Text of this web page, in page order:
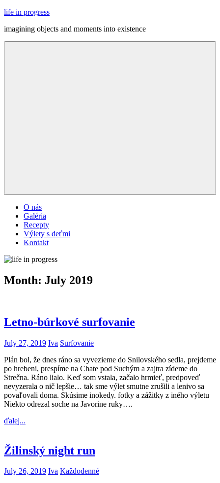
Skip
content
life in progress
imagining objects and moments into existence
O nás
Galéria
Recepty
Výlety s deťmi
Kontakt
Month: July 2019
Letno-búrkové surfovanie
July 27, 2019 Iva Surfovanie
Plán bol, že dnes ráno sa vyvezieme do Snilovského sedla, prejdeme
po hrebeni, prespíme na Chate pod Suchým a zajtra zídeme do
Strečna. Ráno lialo. Keď som vstala, začalo hrmieť, predpoveď
nevyzerala o nič lepšie… tak sme výlet smutne zrušili a lenivo sa
povaľovali doma. Skúsime inokedy. fotky a zážitky z iného výletu
Niekto odrezal soche na Javorine ruky….
ďalej...
Žilinský night run
July 26, 2019 Iva Každodenné